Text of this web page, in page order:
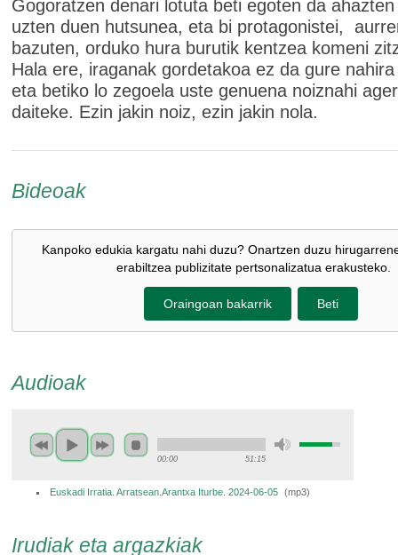
Gogoratzen denari lotuta beti egoten da
uzten duen hutsunea, eta bi protagonistei,
bazuten, orduko hura burutik kentzea komeni
Hala ere, iraganak gordetakoa ez da gure
eta betiko lo zegoela uste genuena noiznahi
daiteke. Ezin jakin noiz, ezin jakin nola.
Bideoak
Kanpoko edukia kargatu nahi duzu? Onartzen duzu
erabiltzea publizitate pertsonalizatua erakusteko.
Oraingoan bakarrik Beti
Audioak
00:00 51:15
Euskadi Irratia. Arratsean.Arantxa Iturbe. 2024-06-05 (mp3)
Irudiak eta argazkiak